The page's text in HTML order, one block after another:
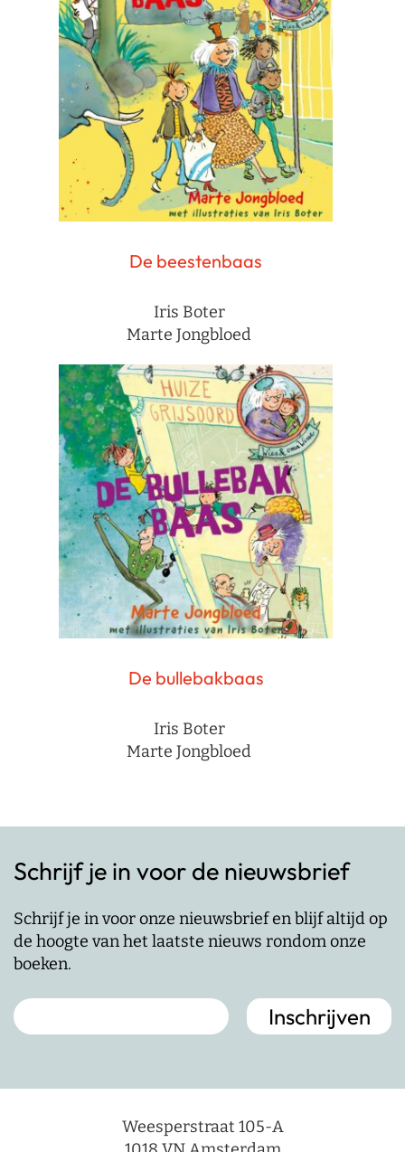
De beestenbaas
Iris Boter
Marte Jongbloed
De bullebakbaas
Iris Boter
Marte Jongbloed
Schrijf je in voor de nieuwsbrief
Schrijf je in voor onze nieuwsbrief en blijf altijd op
de hoogte van het laatste nieuws rondom onze
boeken.
Weesperstraat 105-A